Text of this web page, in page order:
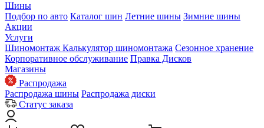
Шины
Подбор по авто Каталог шин Летние шины Зимние шины
Акции
Услуги
Шиномонтаж Калькулятор шиномонтажа Сезонное хранение
Корпоративное обслуживание Правка Дисков
Магазины
Распродажа
Распродажа шины Распродажа диски
Статус заказа